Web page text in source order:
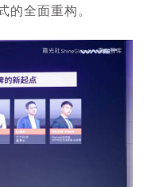
的全面重构。